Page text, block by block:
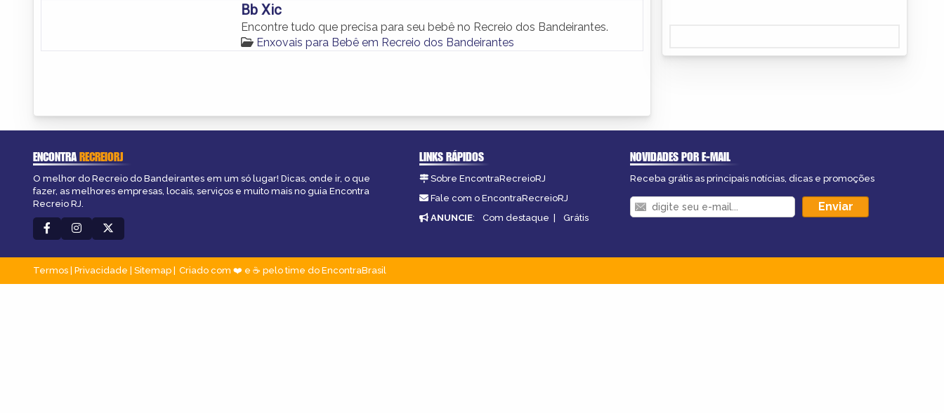
Bb Xic
Encontre tudo que precisa para seu bebê no Recreio dos Bandeirantes.
Enxovais para Bebê em Recreio dos Bandeirantes
ENCONTRARECREIORJ
O melhor do Recreio do Bandeirantes em um só lugar! Dicas, onde ir, o que
fazer, as melhores empresas, locais, serviços e muito mais no guia Encontra
Recreio RJ.
LINKS RÁPIDOS
Sobre EncontraRecreioRJ
Fale com o EncontraRecreioRJ
ANUNCIE: Com destaque | Grátis
NOVIDADES POR E-MAIL
Receba grátis as principais notícias, dicas e promoções
Termos | Privacidade | Sitemap Criado com ❤️ e ☕ pelo time do EncontraBrasil